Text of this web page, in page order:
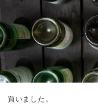
買いました。